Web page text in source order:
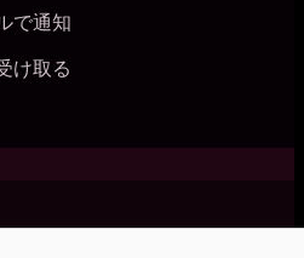
で通知
け取る